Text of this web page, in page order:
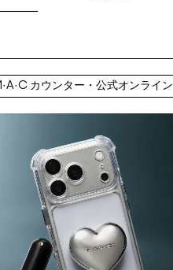
カウンター・公式オンライン